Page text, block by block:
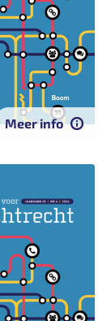
Meer info